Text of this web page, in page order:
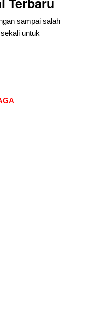
sampai salah
untuk